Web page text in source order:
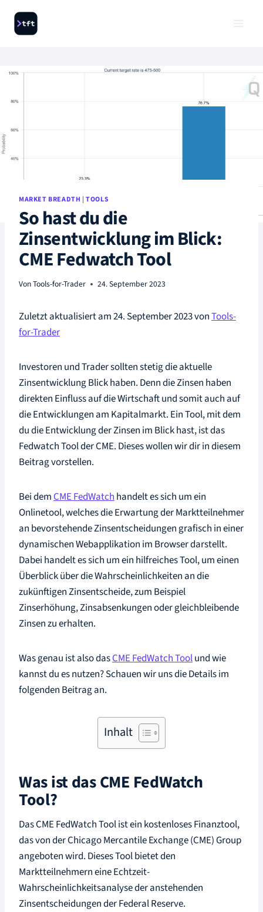
Inhalt
springen
MARKET BREADTH |TOOLS
So hast du die
Zinsentwicklung im Blick:
CME Fedwatch Tool
VonTools-for-Trader 24. September 2023
Zuletzt aktualisiert am 24. September 2023 vonTools-
for-Trader
Investoren und Trader sollten stetig die aktuelle
Zinsentwicklung Blick haben. Denn die Zinsen haben
direkten Einfluss auf die Wirtschaft und somit auch auf
die Entwicklungen am Kapitalmarkt. Ein Tool, mit dem
du die Entwicklung der Zinsen im Blick hast, ist das
Fedwatch Tool der CME. Dieses wollen wir dir in diesem
Beitrag vorstellen.
Bei demCME FedWatchhandelt es sich um ein
Onlinetool, welches die Erwartung der Marktteilnehmer
an bevorstehende Zinsentscheidungen grafisch in einer
dynamischen Webapplikation im Browser darstellt.
Dabei handelt es sich um ein hilfreiches Tool, um einen
Überblick über die Wahrscheinlichkeiten an die
zukünftigen Zinsentscheide, zum Beispiel
Zinserhöhung, Zinsabsenkungen oder gleichbleibende
Zinsen zu erhalten.
Was genau ist also dasCME FedWatch Toolund wie
kannst du es nutzen? Schauen wir uns die Details im
folgenden Beitrag an.
Inhalt
Was ist das CME FedWatch
Tool?
Das CME FedWatch Tool ist ein kostenloses Finanztool,
das von der Chicago Mercantile Exchange (CME) Group
angeboten wird. Dieses Tool bietet den
Marktteilnehmern eine Echtzeit-
Wahrscheinlichkeitsanalyse der anstehenden
Zinsentscheidungen der Federal Reserve.